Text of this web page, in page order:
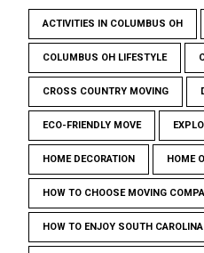
ACTIVITIES IN COLUMBUS OH
COLUMBUS OH LIFESTYLE
CROSS COUNTRY MOVING
ECO-FRIENDLY MOVE
HOME DECORATION HOME
HOW TO CHOOSE MOVING
HOW TO ENJOY SOUTH CAROLINA